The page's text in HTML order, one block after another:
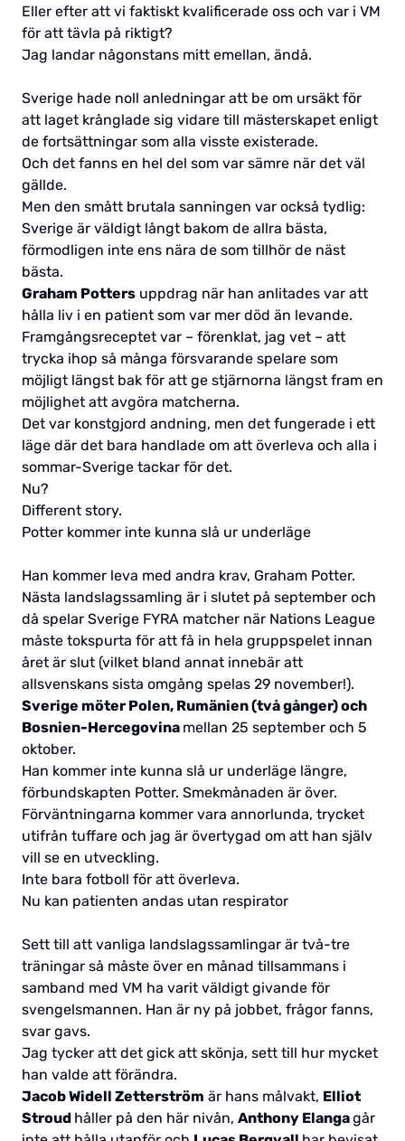
Eller efter att vi faktiskt kvalificerade oss och var i VM
för att tävla på riktigt?
Jag landar någonstans mitt emellan, ändå.
Sverige hade noll anledningar att be om ursäkt för
att laget krånglade sig vidare till mästerskapet enligt
de fortsättningar som alla visste existerade.
Och det fanns en hel del som var sämre när det väl
gällde.
Men den smått brutala sanningen var också tydlig:
Sverige är väldigt långt bakom de allra bästa,
förmodligen inte ens nära de som tillhör de näst
bästa.
Graham Potters uppdrag när han anlitades var att
hålla liv i en patient som var mer död än levande.
Framgångsreceptet var – förenklat, jag vet – att
trycka ihop så många försvarande spelare som
möjligt längst bak för att ge stjärnorna längst fram en
möjlighet att avgöra matcherna.
Det var konstgjord andning, men det fungerade i ett
läge där det bara handlade om att överleva och alla i
sommar-Sverige tackar för det.
Nu?
Different story.
Potter kommer inte kunna slå ur underläge
Han kommer leva med andra krav, Graham Potter.
Nästa landslagssamling är i slutet på september och
då spelar Sverige FYRA matcher när Nations League
måste tokspurta för att få in hela gruppspelet innan
året är slut (vilket bland annat innebär att
allsvenskans sista omgång spelas 29 november!).
Sverige möter Polen, Rumänien (två gånger) och
Bosnien-Hercegovina mellan 25 september och 5
oktober.
Han kommer inte kunna slå ur underläge längre,
förbundskapten Potter. Smekmånaden är över.
Förväntningarna kommer vara annorlunda, trycket
utifrån tuffare och jag är övertygad om att han själv
vill se en utveckling.
Inte bara fotboll för att överleva.
Nu kan patienten andas utan respirator
Sett till att vanliga landslagssamlingar är två-tre
träningar så måste över en månad tillsammans i
samband med VM ha varit väldigt givande för
svengelsmannen. Han är ny på jobbet, frågor fanns,
svar gavs.
Jag tycker att det gick att skönja, sett till hur mycket
han valde att förändra.
Jacob Widell Zetterström är hans målvakt, Elliot
Stroud håller på den här nivån, Anthony Elangagår